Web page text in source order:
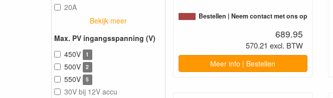
20A
Bekijk meer
Max. PV ingangsspanning (V)
450V
1
500V 2
550V 5
30V bij 12V accu
Bestellen | Neem contact met ons op
689.95
570.21 excl. BTW
Meer info | Bestellen